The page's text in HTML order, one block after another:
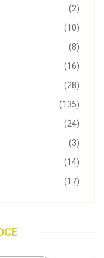
(2)
(10)
(8)
(16)
(28)
(135)
(24)
(3)
(14)
(17)